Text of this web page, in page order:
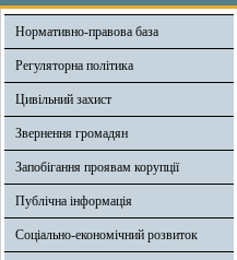
Нормативно-правова база
Регуляторна політика
Цивільний захист
Звернення громадян
Запобігання проявам корупції
Публічна інформація
Соціально-економічний розвиток